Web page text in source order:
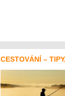
CESTOVÁNÍ –